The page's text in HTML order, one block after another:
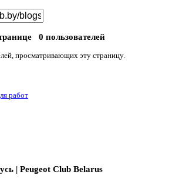
0 пользователей
просматривающих эту страницу.
работ
| Peugeot Club Belarus